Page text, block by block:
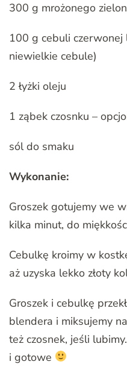
300 g mrożonego
100 g cebuli czerwonej
niewielkie cebule)
2 łyżki oleju
1 ząbek czosnku –
sól do smaku
Wykonanie:
Groszek gotujemy we
kilka minut, do
Cebulkę kroimy w
aż uzyska lekko złoty
Groszek i cebulkę
blendera i miksujemy
też czosnek, jeśli
i gotowe